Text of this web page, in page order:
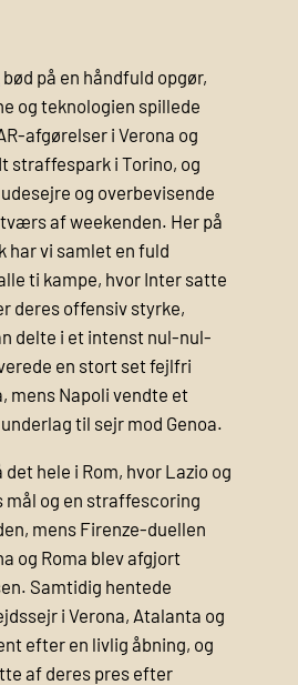
bød på en håndfuld opgør,
og teknologien spillede
afgørelser i Verona og
straffespark i Torino, og
og overbevisende
af weekenden. Her på
har vi samlet en fuld
ti kampe, hvor Inter satte
deres offensiv styrke,
delte i et intenst nul-nul-
en stort set fejlfri
mens Napoli vendte et
til sejr mod Genoa.
det hele i Rom, hvor Lazio og
mål og en straffescoring
mens Firenze-duellen
og Roma blev afgjort
Samtidig hentede
i Verona, Atalanta og
efter en livlig åbning, og
af deres pres efter